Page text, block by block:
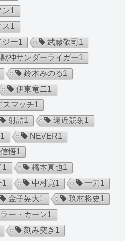
ン1
ス1
ジー1 武藤敬司 1
獣神サンダーライガー1
鈴木みのる1
伊東竜二1
スマッチ1
射詰1 遠近競射1
1 NEVER1
悟1
1 橋本真也1
1 中村寛1 一刀 1
金子晃大1 玖村将史1
ー・カーン1
刻み突き 1